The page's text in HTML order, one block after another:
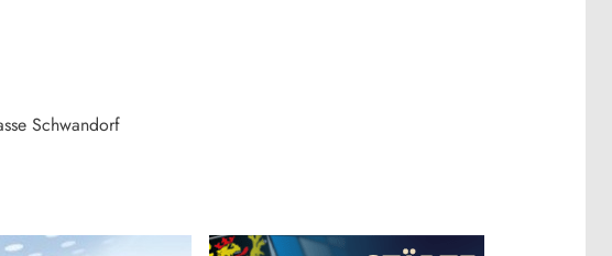
Schwandorf